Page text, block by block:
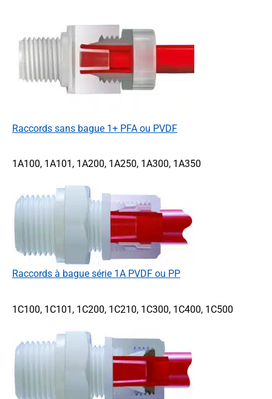
Raccords sans bague 1+ PFA ou PVDF
1A100, 1A101, 1A200, 1A250, 1A300, 1A350
Raccords à bague série 1A PVDF ou PP
1C100, 1C101, 1C200, 1C210, 1C300, 1C400, 1C500